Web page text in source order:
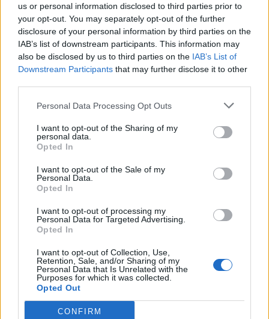
us or personal information disclosed to third parties prior to
your opt-out. You may separately opt-out of the further
disclosure of your personal information by third parties on the
IAB’s list of downstream participants. This information may
also be disclosed by us to third parties on the IAB’s List of
Downstream Participants that may further disclose it to other
Personal Data Processing Opt Outs
I want to opt-out of the Sharing of my
personal data.
Opted In
I want to opt-out of the Sale of my
Personal Data.
Opted In
I want to opt-out of processing my
Personal Data for Targeted Advertising.
Opted In
I want to opt-out of Collection, Use,
Retention, Sale, and/or Sharing of my
Personal Data that Is Unrelated with the
Purposes for which it was collected.
Opted Out
CONFIRM
Valenciaa 100,69
kilómetros
Murciaa 116,54 kilómetros
Castellóna 154,02
kilómetros
Albacetea 162,88
kilómetros
Teruela 213,98 kilómetros
Cuencaa 242,58
Palma de Mallorca
256,76 kilómetros
Almeríaa 288,98
kilómetros
kilómetros
Ciudad Reala 338,65
kilómetros
a 339,68 kilómetros